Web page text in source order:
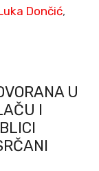
Dončić,
U
I